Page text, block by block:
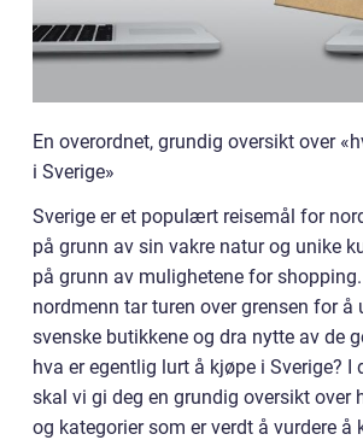
En overordnet, grundig oversikt over
i Sverige»
Sverige er et populært reisemål for
på grunn av sin vakre natur og unike
på grunn av mulighetene for
nordmenn tar turen over grensen for å
svenske butikkene og dra nytte av de
hva er egentlig lurt å kjøpe i Sverige? I
skal vi gi deg en grundig oversikt over
og kategorier som er verdt å vurdere å